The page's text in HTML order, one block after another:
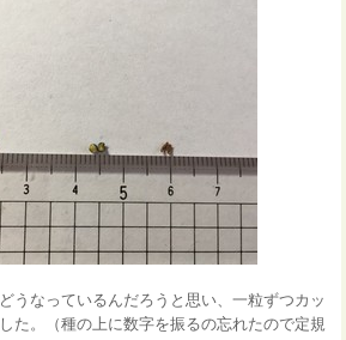
うなっているんだろうと思い、一粒ずつカッ
た。（種の上に数字を振るの忘れたので定規